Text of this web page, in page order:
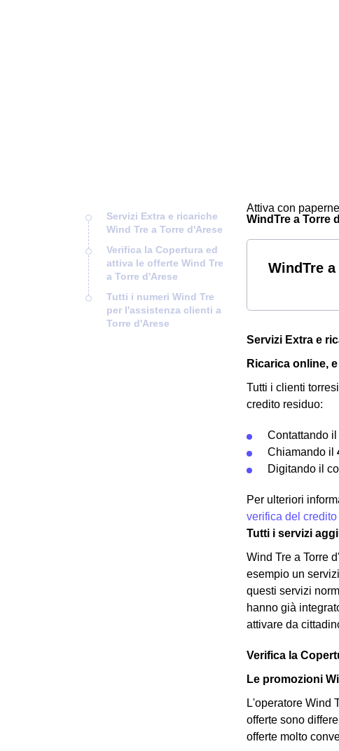
Servizi Extra e ricariche
Wind Tre a Torre d'Arese
Verifica la Copertura ed
attiva le offerte Wind Tre
a Torre d'Arese
Tutti i numeri Wind Tre
per l'assistenza clienti a
Torre d'Arese
Attiva con
WindTre a Torre
WindTre
Servizi Extra e
Ricarica online,
Tutti i clienti
credito residuo:
Contattando
Chiamando il
Digitando il
Per ulteriori
verifica del
Tutti i servizi
Wind Tre a Torre
esempio un
questi servizi
hanno già
attivare da
Verifica la
Le promozioni
L'operatore Wind
offerte sono
offerte molto